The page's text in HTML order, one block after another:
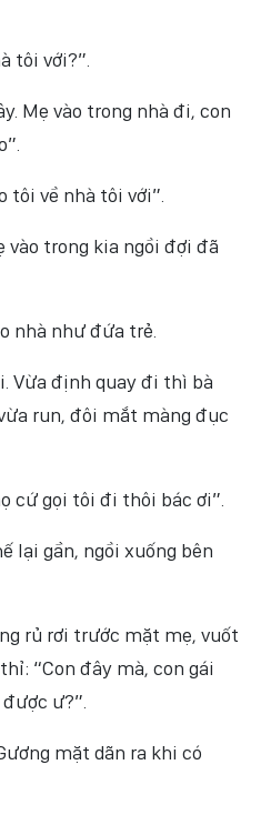
tôi với?”.
Mẹ vào trong nhà đi, con
tôi về nhà tôi với”.
vào trong kia ngồi đợi đã
nhà như đứa trẻ.
Vừa định quay đi thì bà
run, đôi mắt màng đục
cứ gọi tôi đi thôi bác ơi”.
lại gần, ngồi xuống bên
rủ rơi trước mặt mẹ, vuốt
“Con đây mà, con gái
ư?”.
mặt dãn ra khi có